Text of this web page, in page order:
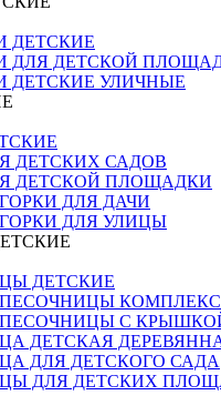
ДЕТСКИЕ
ДЛЯ ДЕТСКОЙ
ДЕТСКИЕ УЛИЧНЫЕ
ДЕТСКИХ САДОВ
ДЕТСКОЙ ПЛОЩАДКИ
ДЛЯ ДАЧИ
ДЛЯ УЛИЦЫ
ДЕТСКИЕ
ПЕСОЧНИЦЫ
ПЕСОЧНИЦЫ С
ДЕТСКАЯ
ДЛЯ ДЕТСКОГО САДА
ДЛЯ ДЕТСКИХ